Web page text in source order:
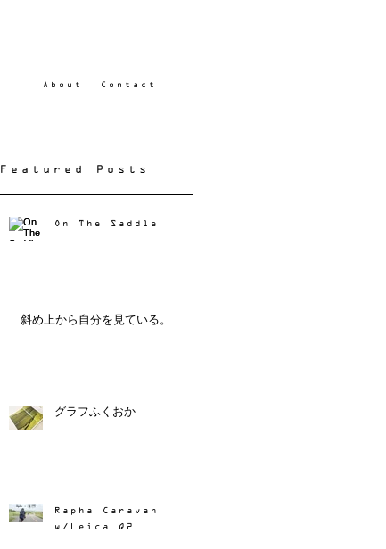
About Contact
Featured Posts
On The Saddle
斜め上から自分を見ている。
グラフふくおか
Rapha Caravan
w/Leica Q2